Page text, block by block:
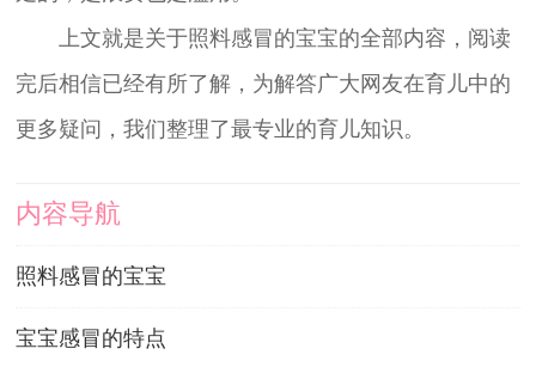
上文就是关于照料感冒的宝宝的全部内容，阅读
完后相信已经有所了解，为解答广大网友在育儿中的
更多疑问，我们整理了最专业的育儿知识。
内容导航
照料感冒的宝宝
宝宝感冒的特点